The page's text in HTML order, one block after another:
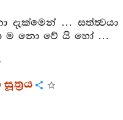
… සත්ත්‍වයා
ම නො වේ යි හෝ …